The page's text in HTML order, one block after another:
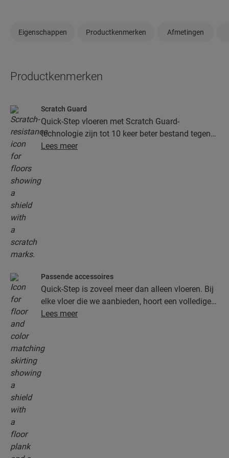
Eigenschappen Productkenmerken Afmetingen
Productkenmerken
Scratch Guard
Quick-Step vloeren met Scratch Guard-
technologie zijn tot 10 keer beter bestand tegen
krassen dan vloeren zonder Scratch Guard.
Lees meer
Passende accessoires
Quick-Step is zoveel meer dan alleen vloeren. Bij
elke vloer die we aanbieden, hoort een volledige
collectie accessoires, inclusief ondervloeren,
Lees meer